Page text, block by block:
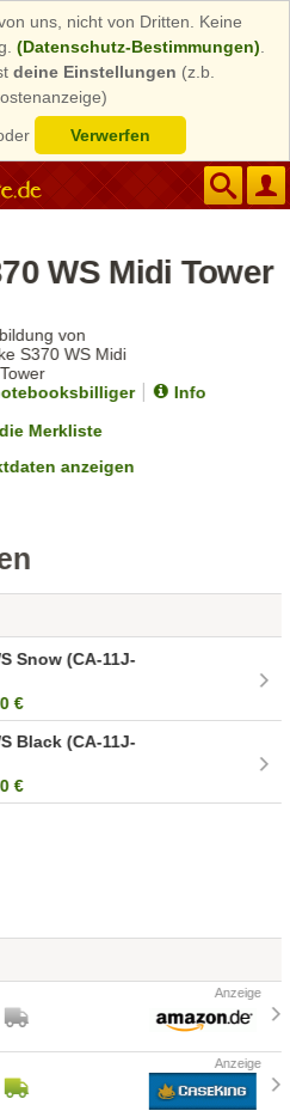
uns, nicht von Dritten. Keine
(Datenschutz-Bestimmungen)
deine Einstellungen (z.b.
Verwerfen
WS Midi Tower
Info
Merkliste
anzeigen
Snow (CA-11J-
€
Black (CA-11J-
€